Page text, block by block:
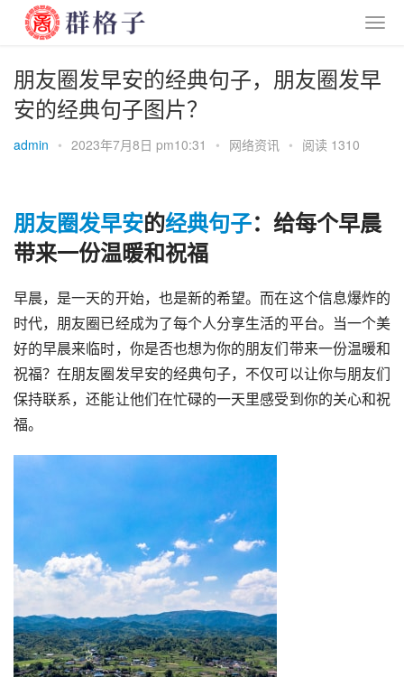
朋友圈发早安的经典句子，朋友圈发早
安的经典句子图片？
admin • 2023年7月8日 pm10:31 • 网络资讯 • 阅读 1310
朋友圈发早安的经典句子：给每个早晨
带来一份温暖和祝福
早晨，是一天的开始，也是新的希望。而在这个信息爆炸的
时代，朋友圈已经成为了每个人分享生活的平台。当一个美
好的早晨来临时，你是否也想为你的朋友们带来一份温暖和
祝福？在朋友圈发早安的经典句子，不仅可以让你与朋友们
保持联系，还能让他们在忙碌的一天里感受到你的关心和祝
福。